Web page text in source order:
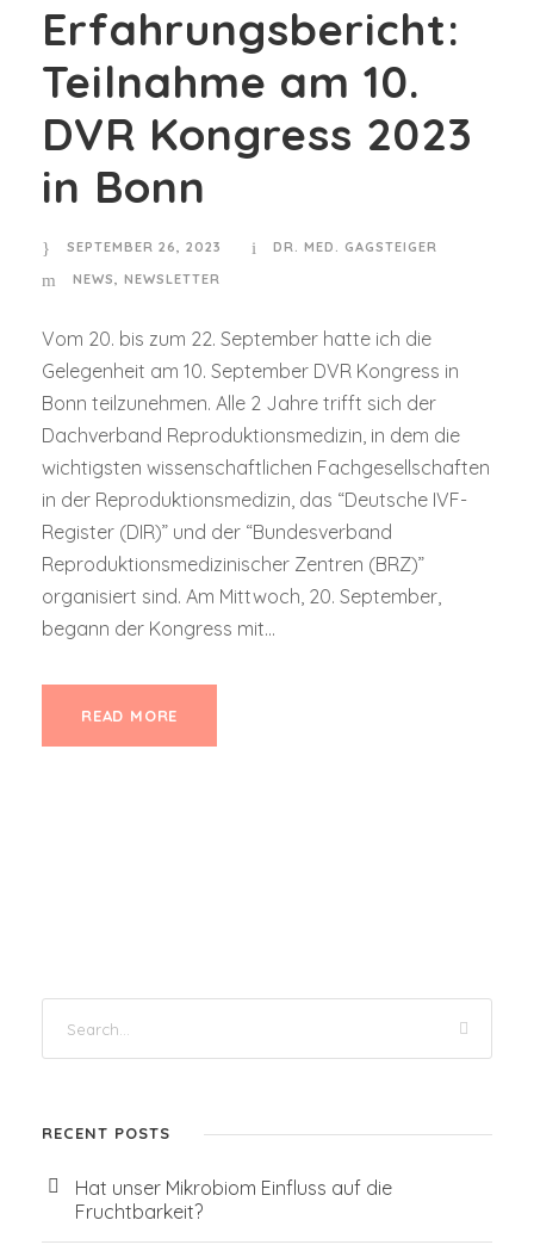
Erfahrungsbericht:
Teilnahme am 10.
DVR Kongress 2023
in Bonn
SEPTEMBER 26, 2023
DR. MED. GAGSTEIGER
NEWS, NEWSLETTER
Vom 20. bis zum 22. September hatte ich die
Gelegenheit am 10. September DVR Kongress in
Bonn teilzunehmen. Alle 2 Jahre trifft sich der
Dachverband Reproduktionsmedizin, in dem die
wichtigsten wissenschaftlichen Fachgesellschaften
in der Reproduktionsmedizin, das “Deutsche IVF-
Register (DIR)” und der “Bundesverband
Reproduktionsmedizinischer Zentren (BRZ)”
organisiert sind. Am Mittwoch, 20. September,
begann der Kongress mit...
READ MORE
RECENT POSTS
Hat unser Mikrobiom Einfluss auf die
Fruchtbarkeit?